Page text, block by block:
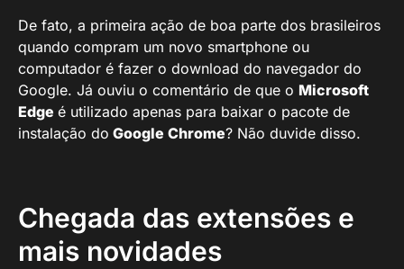
De fato, a primeira ação de boa parte dos brasileiros
quando compram um novo smartphone ou
computador é fazer o download do navegador do
Google. Já ouviu o comentário de que o Microsoft
Edge é utilizado apenas para baixar o pacote de
instalação do Google Chrome? Não duvide disso.
Chegada das extensões e
mais novidades